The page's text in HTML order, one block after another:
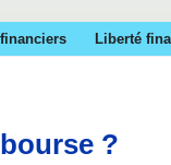
Liberté
?